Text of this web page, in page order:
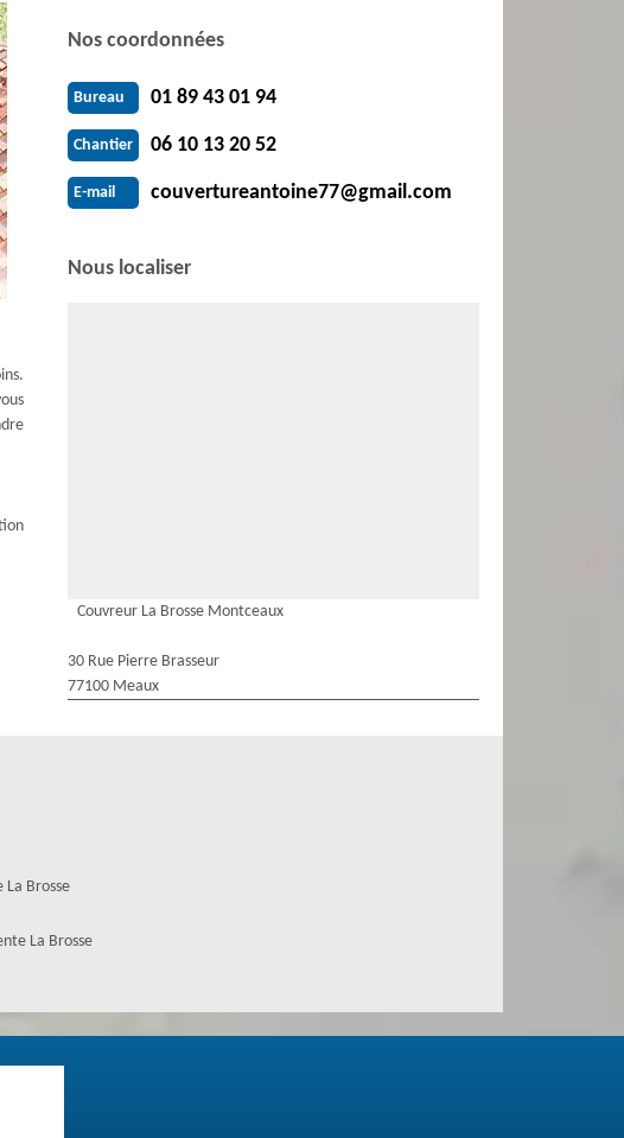
Nos coordonnées
Bureau 01 89 43 01 94
Chantier 06 10 13 20 52
E-mail couvertureantoine77@gmail.com
Nous localiser
Couvreur La Brosse Montceaux
30 Rue Pierre Brasseur
77100 Meaux
Brosse
La Brosse